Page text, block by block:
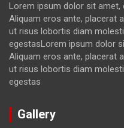
Lorem ipsum dolor sit amet,
Aliquam eros ante, placerat
ut risus lobortis diam
egestasLorem ipsum dolor
Aliquam eros ante, placerat
ut risus lobortis diam
egestas
Gallery